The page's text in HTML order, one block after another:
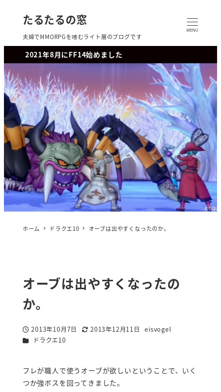
たるたるの窓
夫婦でMMORPGを嗜むライト層のブログです
MENU
2021年8月にFF14始めました
ホーム ドラクエ10 オーブは出やすくなったのか。
オーブは出やすくなったの
か。
投稿日
2013年10月7日
更新日
2013年12月11日
著
eisvogel
カテゴリー
ドラクエ10
フレが職人で使うオーブが欲しいということで、いく
つか強ボスを回ってきました。